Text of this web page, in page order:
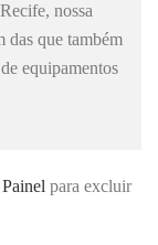
nossa
das que também
equipamentos
Painel para excluir